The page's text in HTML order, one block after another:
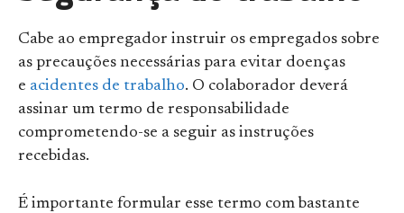
Cabe ao empregador instruir os empregados sobre
as precauções necessárias para evitar doenças
e acidentes de trabalho. O colaborador deverá
assinar um termo de responsabilidade
comprometendo-se a seguir as instruções
recebidas.
É importante formular esse termo com bastante